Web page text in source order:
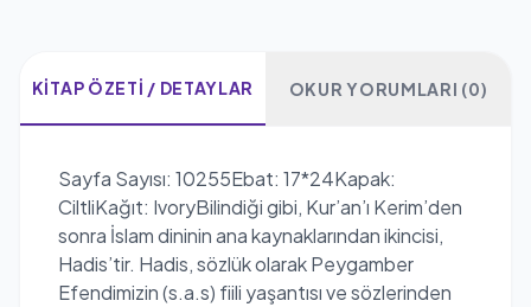
KITAP ÖZETI / DETAYLAR OKUR YORUMLARI (0)
Sayfa Sayısı: 10255Ebat: 17*24Kapak:
CiltliKağıt: IvoryBilindiği gibi, Kur’an’ı Kerim’den
sonra İslam dininin ana kaynaklarından ikincisi,
Hadis’tir. Hadis, sözlük olarak Peygamber
Efendimizin (s.a.s) fiili yaşantısı ve sözlerinden